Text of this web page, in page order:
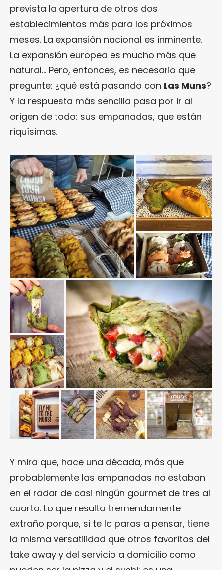
prevista la apertura de otros dos
establecimientos más para los próximos
meses. La expansión nacional es inminente.
La expansión europea es mucho más que
natural… Pero, entonces, es necesario que
pregunte: ¿qué está pasando con Las Muns?
Y la respuesta más sencilla pasa por ir al
origen de todo: sus empanadas, que están
riquísimas.
Y mira que, hace una década, más que
probablemente las empanadas no estaban
en el radar de casi ningún gourmet de tres al
cuarto. Lo que resulta tremendamente
extraño porque, si te lo paras a pensar, tiene
la misma versatilidad que otros favoritos del
take away y del servicio a domicilio como